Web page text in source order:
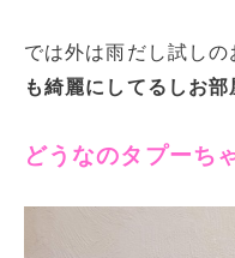
では外は雨だし試しの
も綺麗にしてるしお部
どうなのタプーち